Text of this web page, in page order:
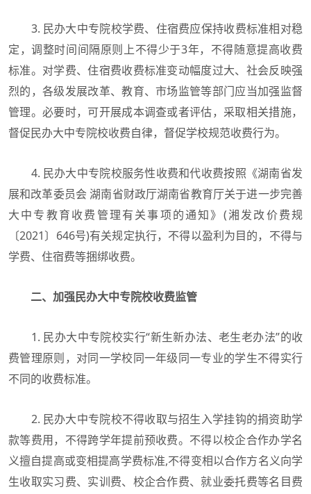
3. 民办大中专院校学费、住宿费应保持收费标准相对稳
定，调整时间间隔原则上不得少于3年，不得随意提高收费
标准。对学费、住宿费收费标准变动幅度过大、社会反映强
烈的，各级发展改革、教育、市场监管等部门应当加强监督
管理。必要时，可开展成本调查或者评估，采取相关措施，
督促民办大中专院校收费自律，督促学校规范收费行为。
4. 民办大中专院校服务性收费和代收费按照《湖南省发
展和改革委员会 湖南省财政厅湖南省教育厅关于进一步完善
大中专教育收费管理有关事项的通知》(湘发改价费规
〔2021〕646号)有关规定执行，不得以盈利为目的，不得与
学费、住宿费等捆绑收费。
二、加强民办大中专院校收费监管
1. 民办大中专院校实行“新生新办法、老生老办法”的收
费管理原则，对同一学校同一年级同一专业的学生不得实行
不同的收费标准。
2. 民办大中专院校不得收取与招生入学挂钩的捐资助学
款等费用，不得跨学年提前预收费。不得以校企合作办学名
义擅自提高或变相提高学费标准,不得变相以合作方名义向学
生收取实习费、实训费、校企合作费、就业委托费等名目费